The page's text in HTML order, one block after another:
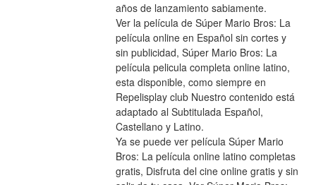
años de lanzamiento sabiamente.
Ver la película de Súper Mario Bros: La
película online en Español sin cortes y
sin publicidad, Súper Mario Bros: La
película pelicula completa online latino,
esta disponible, como siempre en
Repelisplay club Nuestro contenido está
adaptado al Subtitulada Español,
Castellano y Latino.
Ya se puede ver película Súper Mario
Bros: La película online latino completas
gratis, Disfruta del cine online gratis y sin